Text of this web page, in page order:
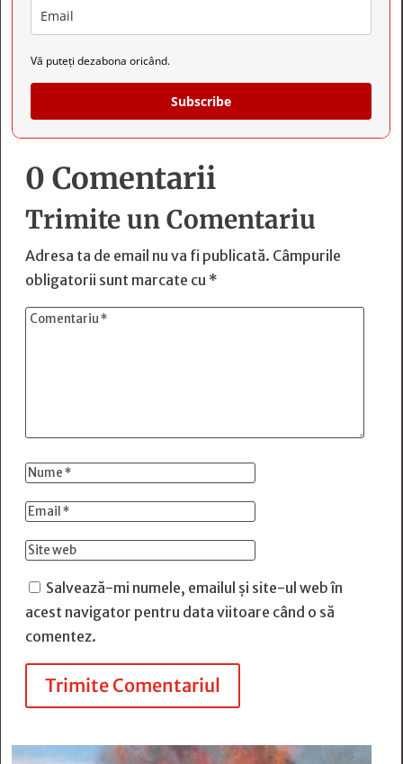
Vă puteți dezabona oricând.
Subscribe
0 Comentarii
Trimite un Comentariu
Adresa ta de email nu va fi publicată. Câmpurile
obligatorii sunt marcate cu *
Salvează-mi numele, emailul și site-ul web în
acest navigator pentru data viitoare când o să
comentez.
Trimite Comentariul